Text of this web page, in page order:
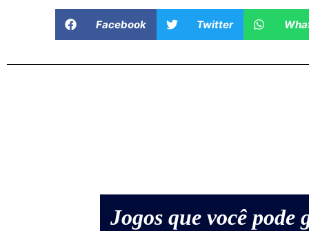
Facebook Twitter
Jogos que você pode